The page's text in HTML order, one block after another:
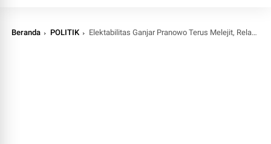
Beranda POLITIK Elektabilitas Ganjar Pranowo Terus Melejit, Relawan Semakin Solid Turun Bantu Rakyat